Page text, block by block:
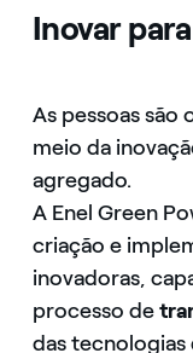
Inovar
As pessoas são
meio da
agregado.
A Enel Green
criação e
inovadoras,
processo de
das tecnologias